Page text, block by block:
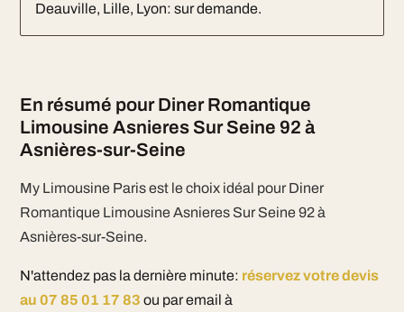
Deauville, Lille, Lyon: sur demande.
En résumé pour Diner Romantique
Limousine Asnieres Sur Seine 92 à
Asnières-sur-Seine
My Limousine Paris est le choix idéal pour Diner
Romantique Limousine Asnieres Sur Seine 92 à
Asnières-sur-Seine.
N'attendez pas la dernière minute: réservez votre devis
au 07 85 01 17 83 ou par email à